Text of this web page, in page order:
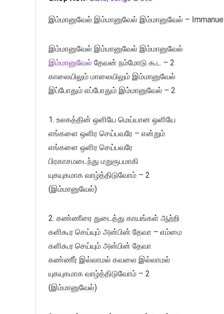
இம்மானுவேல் இம்மானுவேல் இம்மானுவேல் – Immanuel
இம்மானுவேல் இம்மானுவேல் இம்மானுவேல்
இம்மானுவேல் தேவன் நம்மோடு கூட – 2
காலையிலும் மாலையிலும் இம்மானுவேல்
இப்போதும் எப்போதும் இம்மானுவேல் – 2
1. உலகத்தின் ஒளியே மெய்யான ஒளியே
எங்களை ஒளிர செய்பவரே – என்றும்
எங்களை ஒளிர செய்பவரே
பிரகாசமடைந்து மறுரூபமாகி
யுகயுகமாக வாழ்த்திடுவோம் – 2
(இம்மானுவேல்)
2. கண்ணீரை துடைத்து காயங்கள் ஆற்றி
களிகூர செய்யும் அன்பின் தேவா – எம்மை
களிகூர செய்யும் அன்பின் தேவா
கண்ணீர் இல்லாமல் கவலை இல்லாமல்
யுகயுகமாக வாழ்த்திடுவோம் – 2
(இம்மானுவேல்)